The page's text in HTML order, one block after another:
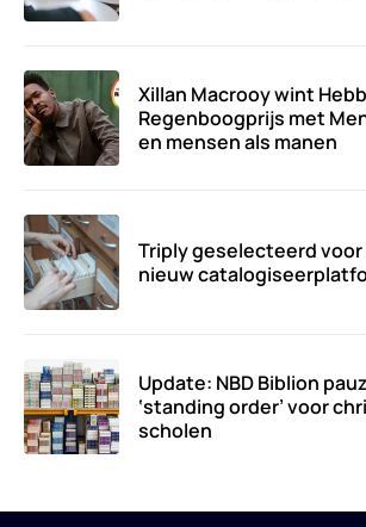
Xillan Macrooy wint
Regenboogprijs met
en mensen als manen
Triply geselecteerd voor
nieuw
Update: NBD Biblion
‘standing order’ voor
scholen